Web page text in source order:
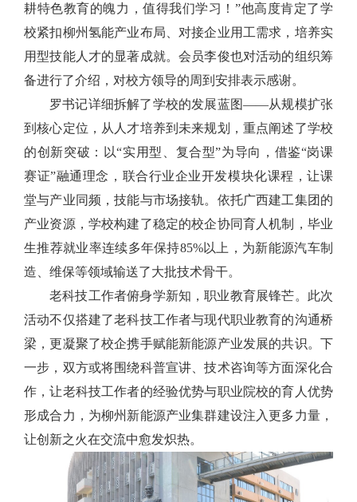
耕特色教育的魄力，值得我们学习！”他高度肯定了学
校紧扣柳州氢能产业布局、对接企业用工需求，培养实
用型技能人才的显著成就。会员李俊也对活动的组织筹
备进行了介绍，对校方领导的周到安排表示感谢。
罗书记详细拆解了学校的发展蓝图——从规模扩张
到核心定位，从人才培养到未来规划，重点阐述了学校
的创新突破：以“实用型、复合型”为导向，借鉴“岗课
赛证”融通理念，联合行业企业开发模块化课程，让课
堂与产业同频，技能与市场接轨。依托广西建工集团的
产业资源，学校构建了稳定的校企协同育人机制，毕业
生推荐就业率连续多年保持85%以上，为新能源汽车制
造、维保等领域输送了大批技术骨干。
老科技工作者俯身学新知，职业教育展锋芒。此次
活动不仅搭建了老科技工作者与现代职业教育的沟通桥
梁，更凝聚了校企携手赋能新能源产业发展的共识。下
一步，双方或将围绕科普宣讲、技术咨询等方面深化合
作，让老科技工作者的经验优势与职业院校的育人优势
形成合力，为柳州新能源产业集群建设注入更多力量，
让创新之火在交流中愈发炽热。